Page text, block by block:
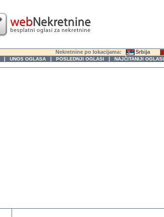
Nekretnine po lokacijama: Srbija
| UNOS OGLASA | POSLEDNJI OGLASI | NAJČITANIJI OGLASI